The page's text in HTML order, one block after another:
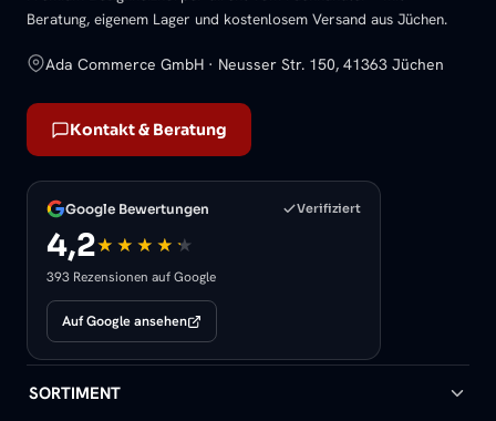
Beratung, eigenem Lager und kostenlosem Versand aus Jüchen.
Ada Commerce GmbH · Neusser Str. 150, 41363 Jüchen
Kontakt & Beratung
Google Bewertungen Verifiziert
4,2
393 Rezensionen auf Google
Auf Google ansehen
SORTIMENT